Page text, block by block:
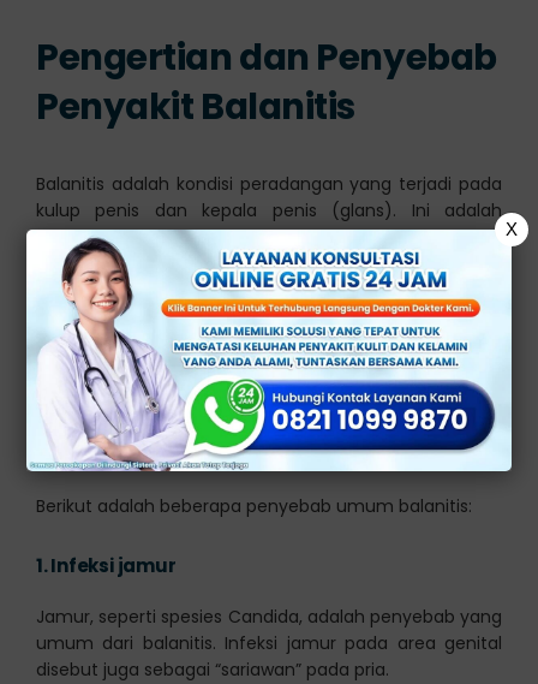
Pengertian dan Penyebab
Penyakit Balanitis
Balanitis adalah kondisi peradangan yang terjadi pada
kulup penis dan kepala penis (glans). Ini adalah
masalah umum pada pria dan dapat disebabkan oleh
berbagai faktor.
Balanitis biasanya disebabkan oleh infeksi atau iritasi,
meskipun faktor-faktor lain juga dapat memainkan
peran.
Penyebab Radang Kepala Penis
Berikut adalah beberapa penyebab umum balanitis:
1.Infeksi jamur
Jamur, seperti spesies Candida, adalah penyebab yang
umum dari balanitis. Infeksi jamur pada area genital
disebut juga sebagai “sariawan” pada pria.
X